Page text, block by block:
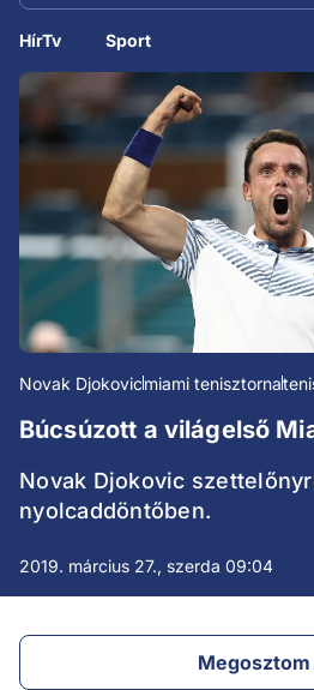
HírTv Sport
Novak Djokovicmiami tenisztorna
Búcsúzott a világelső
Novak Djokovic
nyolcaddöntőben.
2019. március 27., szerda 09:04
Megosztom